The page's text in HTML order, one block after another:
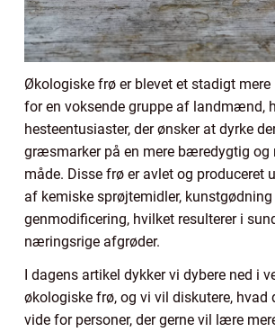
Økologiske frø er blevet et stadigt
for en voksende gruppe af landmænd,
hesteentusiaster, der ønsker at dyrke
græsmarker på en mere bæredygtig og
måde. Disse frø er avlet og produceret
af kemiske sprøjtemidler, kunstgødning
genmodificering, hvilket resulterer i
næringsrige afgrøder.
I dagens artikel dykker vi dybere ned i
økologiske frø, og vi vil diskutere, hvad
vide for personer, der gerne vil lære